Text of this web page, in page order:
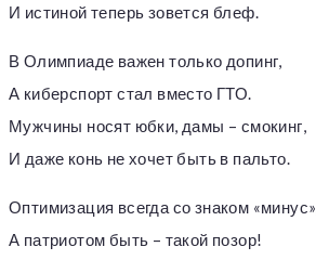
И истиной теперь зовется блеф.
В Олимпиаде важен только допинг,
А киберспорт стал вместо ГТО.
Мужчины носят юбки, дамы – смокинг,
И даже конь не хочет быть в пальто.
Оптимизация всегда со знаком «минус»,
А патриотом быть – такой позор!